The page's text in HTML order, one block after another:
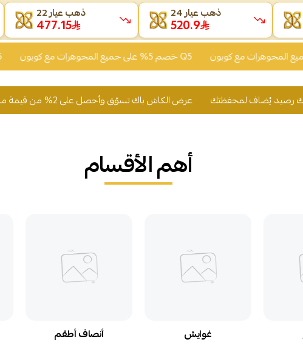
خصم 5% على جميع المجوهرات مع كوبون Q5
عرض الكاش باك تسوّق وأحصل على 2% من قيمة مشترياتك رصيد يُضاف لمحفظتك
أهم الأقسام
أنصاف أطقم غوايش
ذهب عيار 22
477.15
ذهب عيار 24
520.9